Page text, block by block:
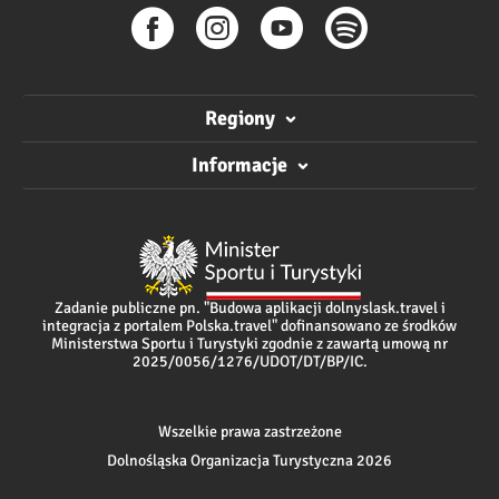
Regiony
Informacje
Zadanie publiczne pn. "Budowa aplikacji dolnyslask.travel i
integracja z portalem Polska.travel" dofinansowano ze środków
Ministerstwa Sportu i Turystyki zgodnie z zawartą umową nr
2025/0056/1276/UDOT/DT/BP/IC.
Wszelkie prawa zastrzeżone
Dolnośląska Organizacja Turystyczna 2026